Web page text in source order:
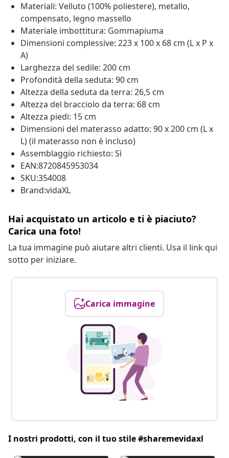
Materiali: Velluto (100% poliestere), metallo,
compensato, legno massello
Materiale imbottitura: Gommapiuma
Dimensioni complessive: 223 x 100 x 68 cm (L x P x
A)
Larghezza del sedile: 200 cm
Profondità della seduta: 90 cm
Altezza della seduta da terra: 26,5 cm
Altezza del bracciolo da terra: 68 cm
Altezza piedi: 15 cm
Dimensioni del materasso adatto: 90 x 200 cm (L x
L) (il materasso non è incluso)
Assemblaggio richiesto: Sì
EAN:8720845953034
SKU:354008
Brand:vidaXL
Hai acquistato un articolo e ti è piaciuto?
Carica una foto!
La tua immagine può aiutare altri clienti. Usa il link qui
sotto per iniziare.
Carica immagine
I nostri prodotti, con il tuo stile #sharemevidaxl